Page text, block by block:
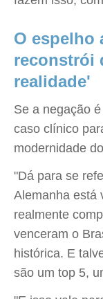
O espelho
reconstrói
realidade'
Se a negação
caso clínico
modernidade
"Dá para se
Alemanha está
realmente
venceram o
histórica. E
são um top 5,